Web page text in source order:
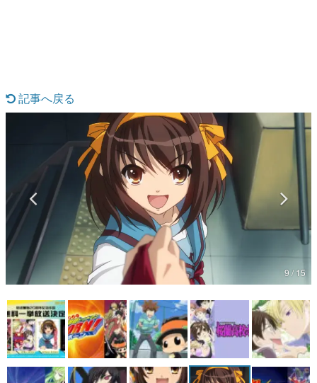
なんでゲームは面白い？
ゲーム開発者・hamatsu氏がゲームの魅力を画面や操作の
具体的な形から解き明かしていく、硬派で骨太な評論連載
です。
ゲームが変えた日本語
「経験値」「裏技」「ラスボス」… ゲームにまつわる言葉
の起源や用法の変遷を、コンピューター文化史研究家・タ
イニーP氏が徹底調査。
カテゴリ
マンガ
女性向け
アプリレビュー
記事へ戻る
9 / 15